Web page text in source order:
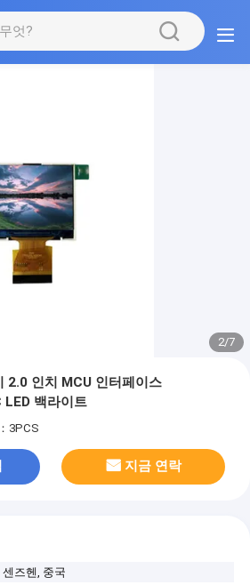
2/7
2.0 인치 MCU 인터페이스
백라이트
3PCS
지금 연락
센즈헨, 중국